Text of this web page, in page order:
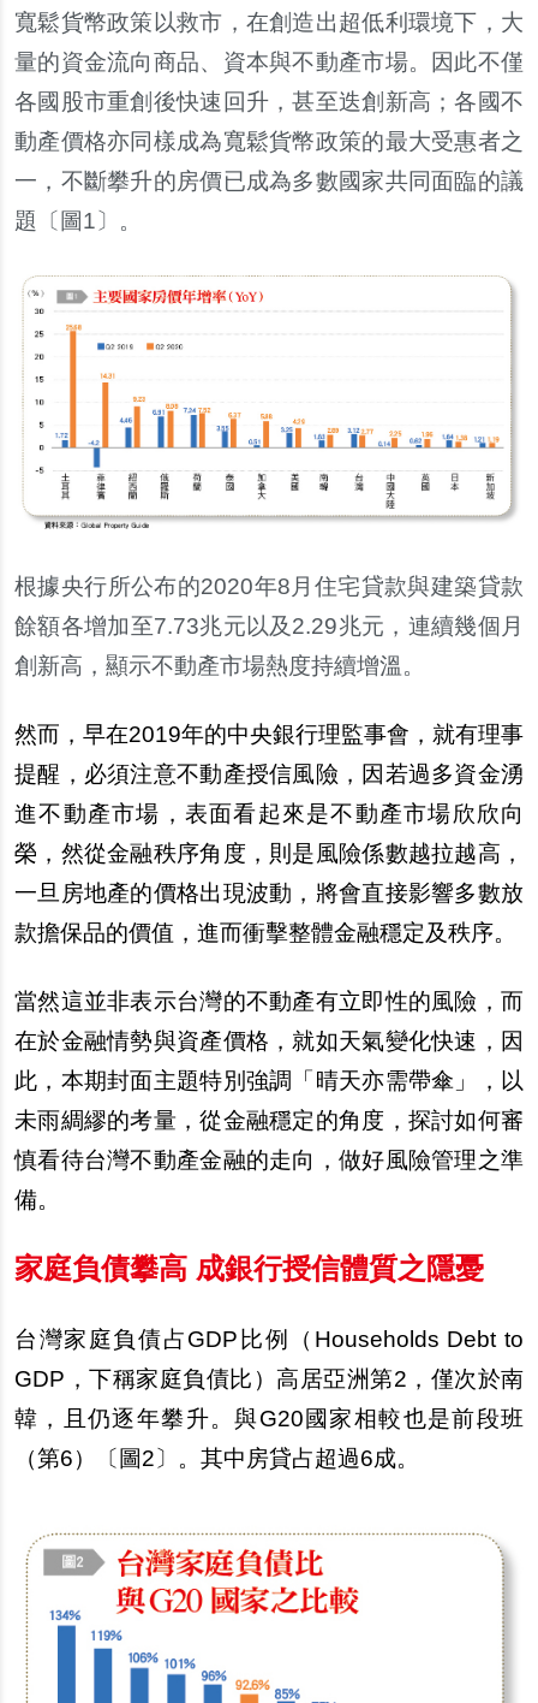
寬鬆貨幣政策以救市，在創造出超低利環境下，大
量的資金流向商品、資本與不動產市場。因此不僅
各國股市重創後快速回升，甚至迭創新高；各國不
動產價格亦同樣成為寬鬆貨幣政策的最大受惠者之
一，不斷攀升的房價已成為多數國家共同面臨的議
題〔圖1〕。
根據央行所公布的2020年8月住宅貸款與建築貸款
餘額各增加至7.73兆元以及2.29兆元，連續幾個月
創新高，顯示不動產市場熱度持續增溫。
然而，早在2019年的中央銀行理監事會，就有理事
提醒，必須注意不動產授信風險，因若過多資金湧
進不動產市場，表面看起來是不動產市場欣欣向
榮，然從金融秩序角度，則是風險係數越拉越高，
一旦房地產的價格出現波動，將會直接影響多數放
款擔保品的價值 ，進而衝擊整體金融穩定及秩序。
當然這並非表示台灣的不動產有立即性的風險，而
在於金融情勢與資產價格，就如天氣變化快速，因
此，本期封面主題特別強調「晴天亦需帶傘」，以
未雨綢繆的考量，從金融穩定的角度，探討如何審
慎看待台灣不動產金融的走向，做好風險管理之準
備。
家庭負債攀高 成銀行授信體質之隱憂
台灣家庭負債占GDP比例（Households Debt to
GDP，下稱家庭負債比）高居亞洲第2，僅次於南
韓，且仍逐年攀升。與G20國家相較也是前段班
（第6）〔圖2〕。其中房貸占超過6成。